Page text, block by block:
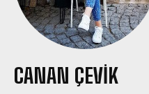
CANAN ÇEVIK